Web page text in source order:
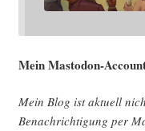
Mein Mast­o­don-
Mein Blog ist aktu­ell
Benach­rich­ti­gung per